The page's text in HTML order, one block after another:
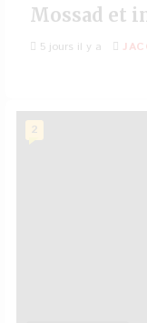
Mossad et
5 jours il y a
2